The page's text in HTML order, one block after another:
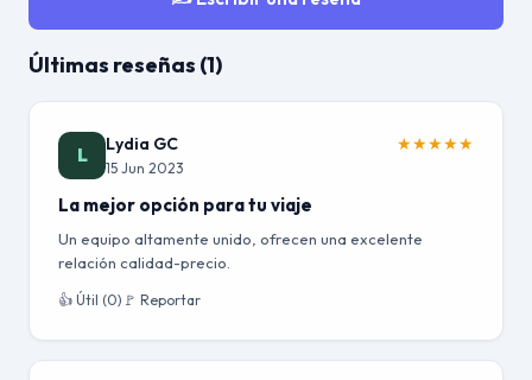
Últimas reseñas (1)
L Lydia GC
15 Jun 2023
★★★★★
La mejor opción para tu viaje
Un equipo altamente unido, ofrecen una excelente
relación calidad-precio.
👍 Útil (0) 🚩 Reportar